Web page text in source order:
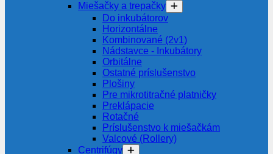
Miešačky a trepačky
Do inkubátorov
Horizontálne
Kombinované (2v1)
Nádstavce - Inkubátory
Orbitálne
Ostatné príslušenstvo
Plošiny
Pre mikrotitračné platničky
Preklápacie
Rotačné
Príslušenstvo k miešačkám
Valcové (Rollery)
Centrifúgy